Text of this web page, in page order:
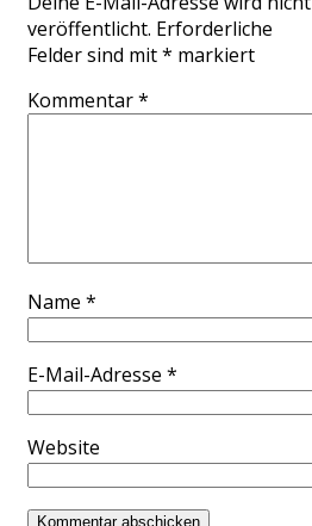
veröffentlicht. Erforderliche
Felder sind mit* markiert
Kommentar*
Name *
E-Mail-Adresse *
Website